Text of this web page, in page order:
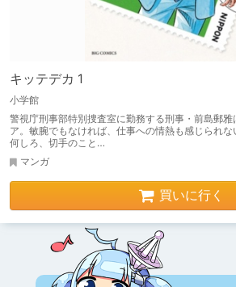
キッテデカ 1
小学館
警視庁刑事部特別捜査室に勤務する刑事・前島郵雅
ア。敏腕でもなければ、仕事への情熱も感じられな
何しろ、切手のこと…
マンガ
買いに行く